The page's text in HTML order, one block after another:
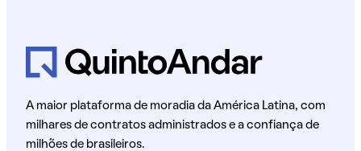
A maior plataforma de moradia da América Latina, com
milhares de contratos administrados e a confiança de
milhões de brasileiros.